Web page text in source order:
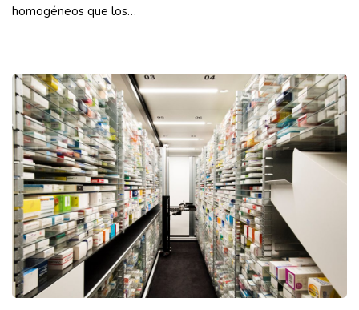
homogéneos que los…